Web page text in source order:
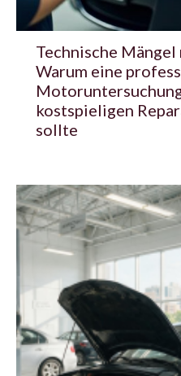
Technische
Warum eine
kostspieligen
sollte